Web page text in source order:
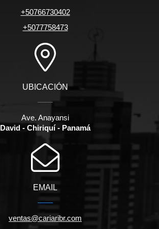
+50766730402
+5077758473
UBICACIÓN
Ave. Anayansi
David - Chiriquí - Panamá
EMAIL
ventas@cariaribr.com